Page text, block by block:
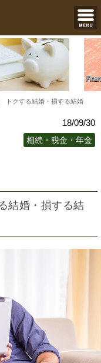
トクする結婚・損する結婚
18/09/30
相続・税金・年金
結婚・損する結